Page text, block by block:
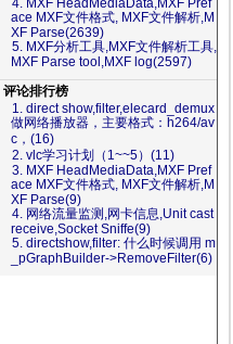
4. MXF HeadMediaData,MXF Pref
ace MXF文件格式, MXF文件解析,M
XF Parse(2639)
5. MXF分析工具,MXF文件解析工具,
MXF Parse tool,MXF log(2597)
评论排行榜
1. direct show,filter,elecard_demux
做网络播放器，主要格式：h264/av
c，(16)
2. vlc学习计划（1~~5）(11)
3. MXF HeadMediaData,MXF Pref
ace MXF文件格式, MXF文件解析,M
XF Parse(9)
4. 网络流量监测,网卡信息,Unit cast
receive,Socket Sniffe(9)
5. directshow,filter: 什么时候调用 m
_pGraphBuilder->RemoveFilter(6)